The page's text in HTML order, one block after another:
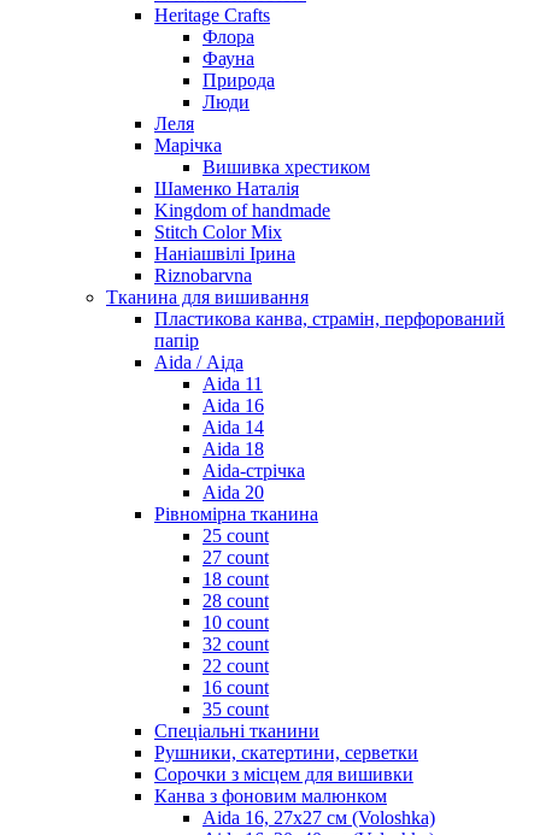
Heritage Crafts
Флора
Фауна
Природа
Люди
Леля
Марічка
Вишивка хрестиком
Шаменко Наталія
Kingdom of handmade
Stitch Color Mix
Наніашвілі Ірина
Riznobarvna
Тканина для вишивання
Пластикова канва, страмін, перфорований
папір
Aida / Аіда
Aida 11
Aida 16
Aida 14
Aida 18
Aida-стрічка
Aida 20
Рівномірна тканина
25 count
27 count
18 count
28 count
10 count
32 count
22 count
16 count
35 count
Спеціальні тканини
Рушники, скатертини, серветки
Сорочки з місцем для вишивки
Канва з фоновим малюнком
Aida 16, 27х27 см (Voloshka)